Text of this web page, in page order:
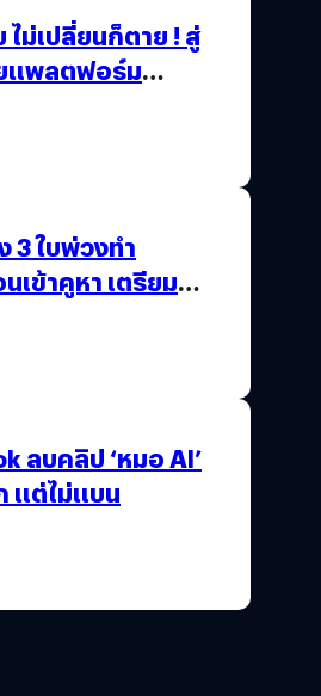
ม่เปลี่ยนก็ตาย ! สู่
แพลตฟอร์ม
3 ใบพ่วงทำ
เข้าคูหา เตรียม
ลบคลิป ‘หมอ AI’
แต่ไม่แบน